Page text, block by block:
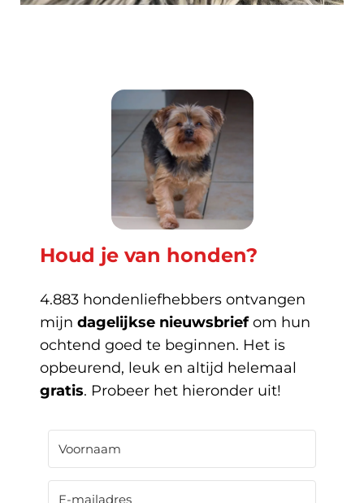
Houd je van honden?
4.883 hondenliefhebbers ontvangen
mijn dagelijkse nieuwsbriefom hun
ochtend goed te beginnen. Het is
opbeurend, leuk en altijd helemaal
gratis. Probeer het hieronder uit!